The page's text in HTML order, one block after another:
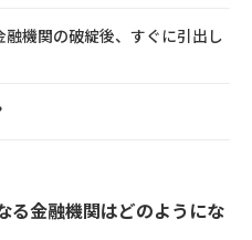
機関の破綻後、すぐに引出し
る金融機関はどのようにな